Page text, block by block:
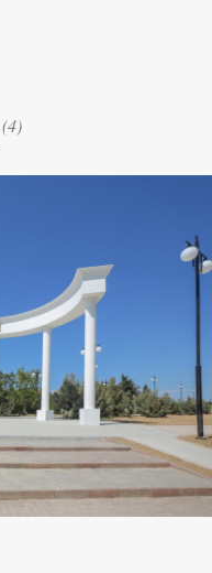
Количество элементов:
(4)